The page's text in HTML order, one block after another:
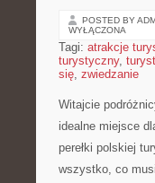
POSTED BY
WYŁĄCZONA
Tagi: atrakcje
turystyczny,
się, zwiedzanie
Witajcie⁣
idealne miejsce‍
perełki polskiej
wszystko, co